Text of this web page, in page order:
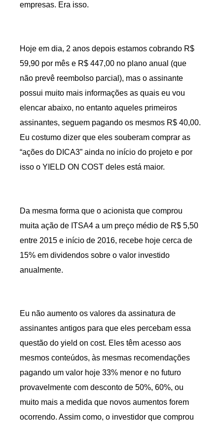
empresas. Era isso.
Hoje em dia, 2 anos depois estamos cobrando R$
59,90 por mês e R$ 447,00 no plano anual (que
não prevê reembolso parcial), mas o assinante
possui muito mais informações as quais eu vou
elencar abaixo, no entanto aqueles primeiros
assinantes, seguem pagando os mesmos R$ 40,00.
Eu costumo dizer que eles souberam comprar as
“ações do DICA3” ainda no início do projeto e por
isso o YIELD ON COST deles está maior.
Da mesma forma que o acionista que comprou
muita ação de ITSA4 a um preço médio de R$ 5,50
entre 2015 e início de 2016, recebe hoje cerca de
15% em dividendos sobre o valor investido
anualmente.
Eu não aumento os valores da assinatura de
assinantes antigos para que eles percebam essa
questão do yield on cost. Eles têm acesso aos
mesmos conteúdos, às mesmas recomendações
pagando um valor hoje 33% menor e no futuro
provavelmente com desconto de 50%, 60%, ou
muito mais a medida que novos aumentos forem
ocorrendo. Assim como, o investidor que comprou